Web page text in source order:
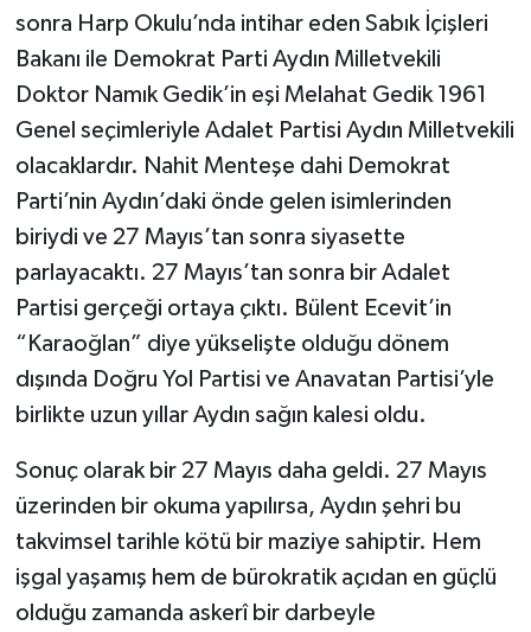
sonra Harp Okulu’nda intihar eden Sabık İçişleri
Bakanı ile Demokrat Parti Aydın Milletvekili
Doktor Namık Gedik’in eşi Melahat Gedik 1961
Genel seçimleriyle Adalet Partisi Aydın Milletvekili
olacaklardır. Nahit Menteşe dahi Demokrat
Parti’nin Aydın’daki önde gelen isimlerinden
biriydi ve 27 Mayıs’tan sonra siyasette
parlayacaktı. 27 Mayıs’tan sonra bir Adalet
Partisi gerçeği ortaya çıktı. Bülent Ecevit’in
“Karaoğlan” diye yükselişte olduğu dönem
dışında Doğru Yol Partisi ve Anavatan Partisi’yle
birlikte uzun yıllar Aydın sağın kalesi oldu.
Sonuç olarak bir 27 Mayıs daha geldi. 27 Mayıs
üzerinden bir okuma yapılırsa, Aydın şehri bu
takvimsel tarihle kötü bir maziye sahiptir. Hem
işgal yaşamış hem de bürokratik açıdan en güçlü
olduğu zamanda askerî bir darbeyle